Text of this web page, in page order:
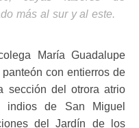
más al sur y al este.
María Guadalupe
con entierros de
sección del otrora atrio
de San Miguel
del Jardín de los